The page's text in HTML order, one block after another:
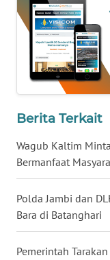
Berita Terkait
Wagub Kaltim
Bermanfaat
Polda Jambi dan
Bara di Batanghari
Pemerintah
WN
BABEL
WN
SUMBAR
WN
WN